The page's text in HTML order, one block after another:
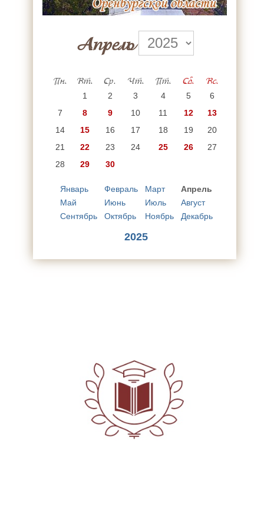
Апрель
Пн. Вт. Ср. Чт. Пт. Сб. Вс.
1 2 3 4 5
6
7
8 9 10 11 12
13
14
15 16 17 18 19
20
21
22 23 24 25 26
27
28
29 30
Январь Февраль Март
Апрель
Май
Июнь Июль
Август
Сентябрь
Октябрь Ноябрь Декабрь
2025